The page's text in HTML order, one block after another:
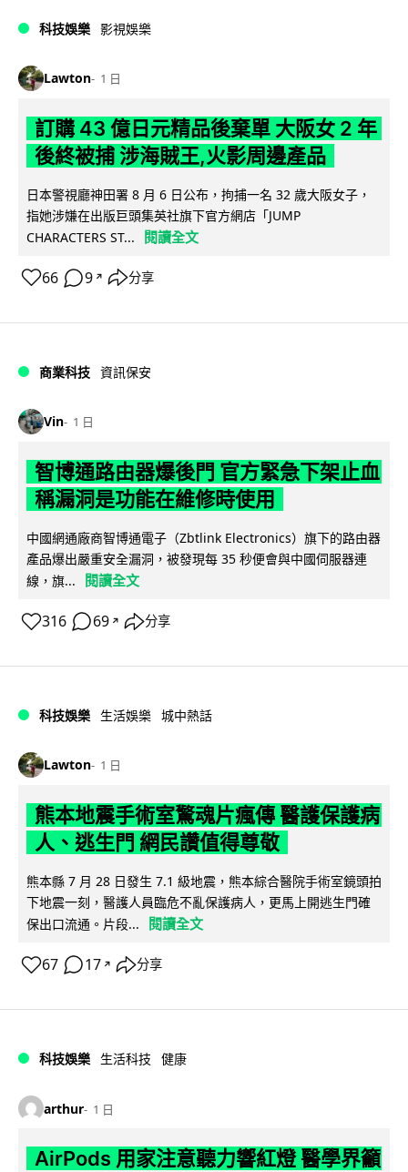
科技娛樂 影視娛樂
Lawton 1 日
訂購 43 億日元精品後棄單 大阪女 2 年
後終被捕 涉海賊王,火影周邊產品
日本警視廳神田署 8 月 6 日公布，拘捕一名 32 歲大阪女子，
指她涉嫌在出版巨頭集英社旗下官方網店「JUMP
CHARACTERS ST...
閱讀全文
66 9 ↗ 分享
商業科技 資訊保安
Vin 1 日
智博通路由器爆後門 官方緊急下架止血
稱漏洞是功能在維修時使用
中國網通廠商智博通電子（Zbtlink Electronics）旗下的路由器
產品爆出嚴重安全漏洞，被發現每 35 秒便會與中國伺服器連
線，旗...
閱讀全文
316 69 ↗ 分享
科技娛樂 生活娛樂 城中熱話
Lawton 1 日
熊本地震手術室驚魂片瘋傳 醫護保護病
人、逃生門 網民讚值得尊敬
熊本縣 7 月 28 日發生 7.1 級地震，熊本綜合醫院手術室鏡頭拍
下地震一刻，醫護人員臨危不亂保護病人，更馬上開逃生門確
保出口流通。片段...
閱讀全文
67 17 ↗ 分享
科技娛樂 生活科技 健康
arthur 1 日
AirPods 用家注意聽力響紅燈 醫學界籲